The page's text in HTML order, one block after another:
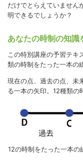
だけでとらえていません
明できるでしょうか？
あなたの時制の知識
この特別講座の予習テキ
類の時制をたった一本の
現在の点、過去の点、未
る一本の矢印。12種類の
12の時制をたった一本の